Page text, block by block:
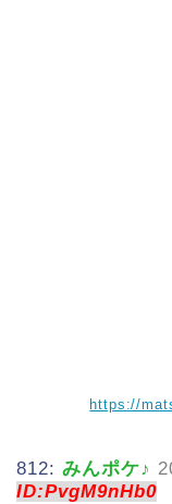
https://
812: みんポケ♪
ID:PvgM9nHb0